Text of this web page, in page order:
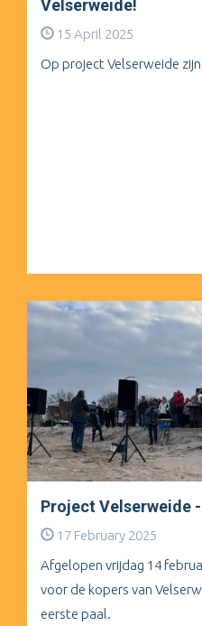
Velserweide!
15 April 2025
Op project Velserweide
Project Velserweide
17 February 2025
Afgelopen vrijdag 14
voor de kopers van
eerste paal.